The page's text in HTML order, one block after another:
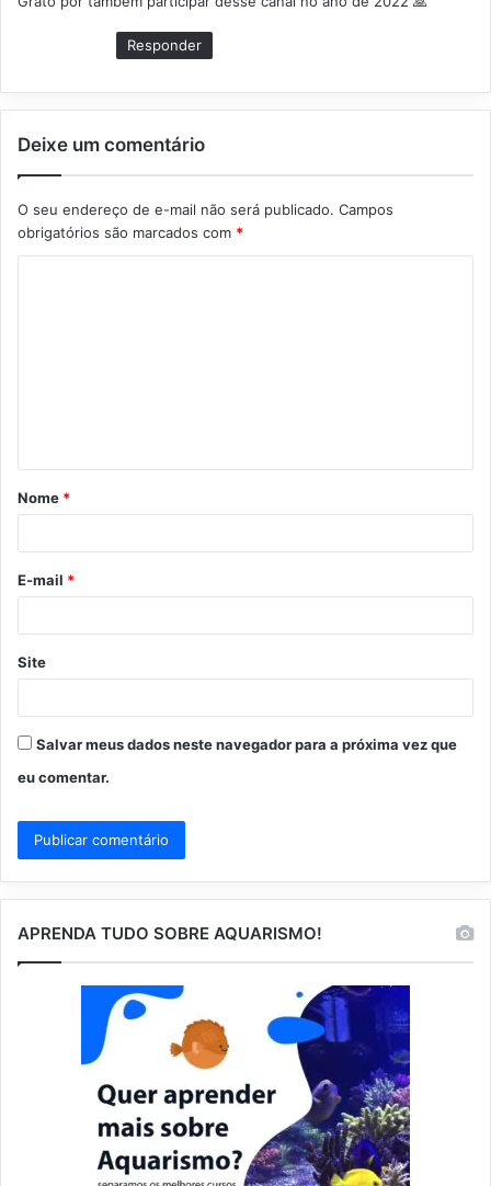
s
Responder
Deixe um comentário
O seu endereço de e-mail não será publicado. Campos
obrigatórios são marcados com *
á
r
*
Nome *
E-mail *
Site
Salvar meus dados neste navegador para a próxima vez que
eu comentar.
APRENDA TUDO SOBRE AQUARISMO!